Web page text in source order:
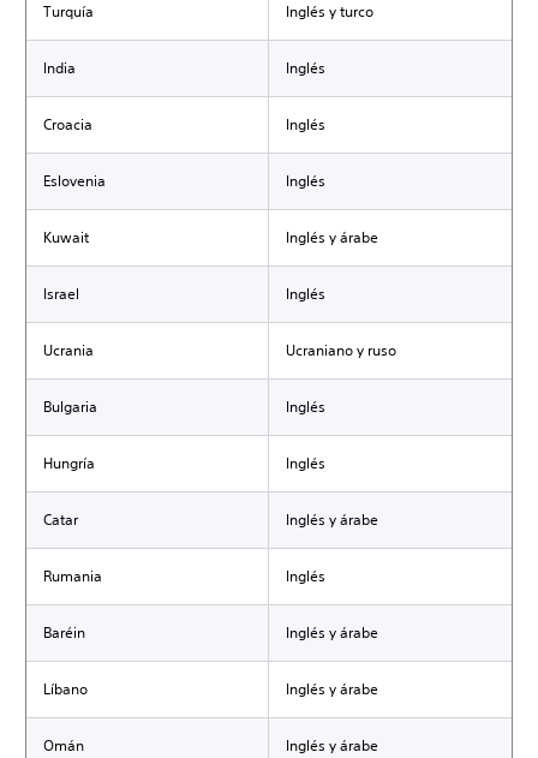
Turquía Inglés y turco
India Inglés
Croacia Inglés
Eslovenia Inglés
Kuwait Inglés y árabe
Israel Inglés
Ucrania Ucraniano y ruso
Bulgaria Inglés
Hungría Inglés
Catar Inglés y árabe
Rumania Inglés
Baréin Inglés y árabe
Líbano Inglés y árabe
Omán Inglés y árabe